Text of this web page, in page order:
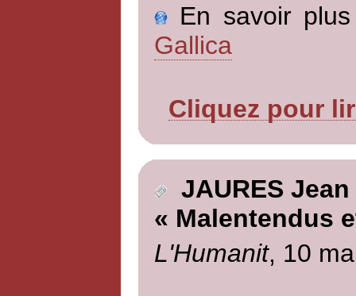
En savoir
Gallica
Cliquez pour
JAURES Jean
« Malentendus
L'Humanit, 10